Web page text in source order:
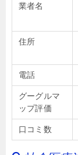
業者名
住所
電話
グーグルマ
ップ評価
口コミ数